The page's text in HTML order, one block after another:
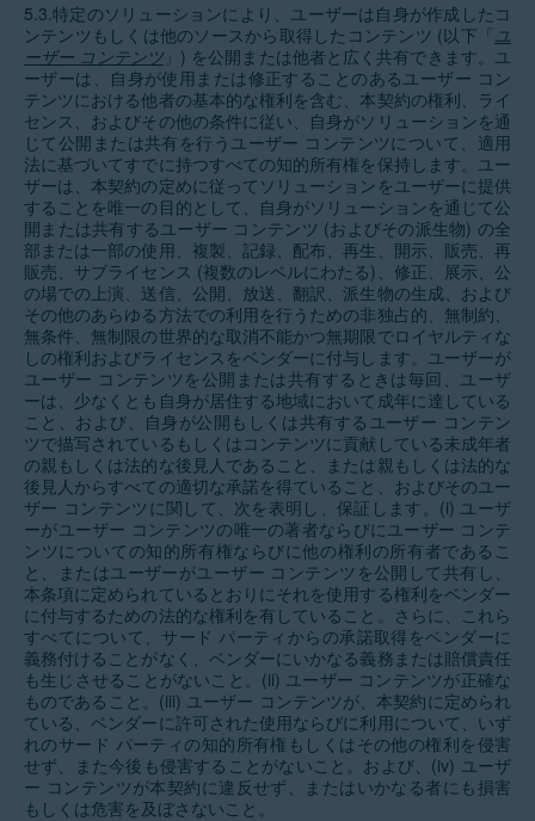
5.3.特定のソリューションにより、ユーザーは自身が作成したコ
ンテンツもしくは他のソースから取得したコンテンツ (以下「 ユ
ーザー コンテンツ」) を公開または他者と広く共有できます。ユ
ーザーは、自身が使用または修正することのあるユーザー コン
テンツにおける他者の基本的な権利を含む、本契約の権利、ライ
センス、およびその他の条件に従い、自身がソリューションを通
じて公開または共有を行うユーザー コンテンツについて、適用
法に基づいてすでに持つすべての知的所有権を保持します。ユー
ザーは、本契約の定めに従ってソリューションをユーザーに提供
することを唯一の目的として、自身がソリューションを通じて公
開または共有するユーザー コンテンツ (およびその派生物) の全
部または一部の使用、複製、記録、配布、再生、開示、販売、再
販売、サブライセンス (複数のレベルにわたる)、修正、展示、公
の場での上演、送信、公開、放送、翻訳、派生物の生成、および
その他のあらゆる方法での利用を行うための非独占的、無制約、
無条件、無制限の世界的な取消不能かつ無期限でロイヤルティな
しの権利およびライセンスをベンダーに付与します。ユーザーが
ユーザー コンテンツを公開または共有するときは毎回、ユーザ
ーは、少なくとも自身が居住する地域において成年に達している
こと、および、自身が公開もしくは共有するユーザー コンテン
ツで描写されているもしくはコンテンツに貢献している未成年者
の親もしくは法的な後見人であること、または親もしくは法的な
後見人からすべての適切な承諾を得ていること、およびそのユー
ザー コンテンツに関して、次を表明し、保証します。(i) ユーザ
ーがユーザー コンテンツの唯一の著者ならびにユーザー コンテ
ンツについての知的所有権ならびに他の権利の所有者であるこ
と、またはユーザーがユーザー コンテンツを公開して共有し、
本条項に定められているとおりにそれを使用する権利をベンダー
に付与するための法的な権利を有していること。さらに、これら
すべてについて、サード パーティからの承諾取得をベンダーに
義務付けることがなく、ベンダーにいかなる義務または賠償責任
も生じさせることがないこと。(ii) ユーザー コンテンツが正確な
ものであること。(iii) ユーザー コンテンツが、本契約に定められ
ている、ベンダーに許可された使用ならびに利用について、いず
れのサード パーティの知的所有権もしくはその他の権利を侵害
せず、また今後も侵害することがないこと。および、(iv) ユーザ
ー コンテンツが本契約に違反せず、またはいかなる者にも損害
もしくは危害を及ぼさないこと。